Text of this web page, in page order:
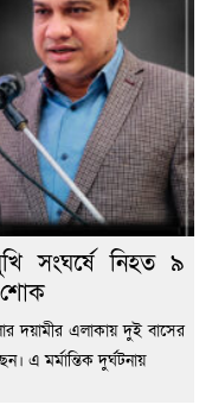
সংঘর্ষে নিহত ৯
শোক
দয়ামীর এলাকায় দুই বাসের
এ মর্মান্তিক দুর্ঘটনায়